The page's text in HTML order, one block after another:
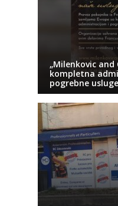
„Milenkovic and
kompletna
pogrebne usluge